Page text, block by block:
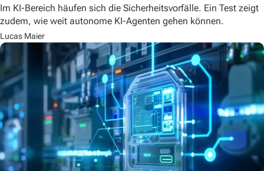
Im KI-Bereich häufen sich die Sicherheitsvorfälle. Ein Test zeigt
zudem, wie weit autonome KI-Agenten gehen können.
Lucas Maier